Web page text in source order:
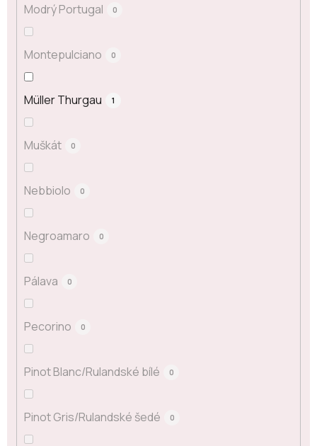
Modrý Portugal 0
Montepulciano 0
Müller Thurgau 1
Muškát 0
Nebbiolo 0
Negroamaro 0
Pálava 0
Pecorino 0
Pinot Blanc/Rulandské bílé 0
Pinot Gris/Rulandské šedé 0